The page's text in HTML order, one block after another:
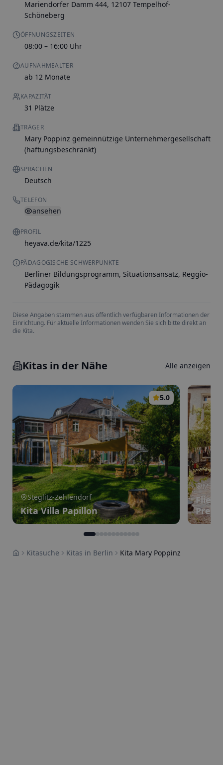
Mariendorfer Damm 444, 12107 Tempelhof-
Schöneberg
ÖFFNUNGSZEITEN
08:00 – 16:00 Uhr
AUFNAHMEALTER
ab 12 Monate
KAPAZITÄT
31 Plätze
TRÄGER
Mary Poppinz gemeinnützige Unternehmergesellschaft
(haftungsbeschränkt)
SPRACHEN
Deutsch
TELEFON
ansehen
PROFIL
heyava.de/kita/1225
PÄDAGOGISCHE SCHWERPUNKTE
Berliner Bildungsprogramm, Situationsansatz, Reggio-
Pädagogik
Diese Angaben stammen aus öffentlich verfügbaren Informationen der
Einrichtung. Für aktuelle Informationen wenden Sie sich bitte direkt an
die Kita.
Kitas in der Nähe Alle anzeigen
5.0
Steglitz-Zehlendorf
Kita Villa Papillon
Mitte
HomeKitasuche Kitas in Berlin Kita Mary Poppinz